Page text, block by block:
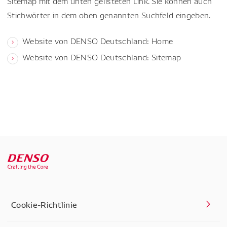
Stichwörter in dem oben genannten Suchfeld eingeben.
Website von DENSO Deutschland: Home
Website von DENSO Deutschland: Sitemap
Cookie-Richtlinie